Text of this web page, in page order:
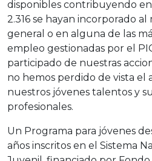
disponibles contribuyendo
2.316 se hayan incorporado
general o en alguna de las
empleo gestionadas por el
participado de nuestras
no hemos perdido de vista el
nuestros jóvenes talentos y
profesionales.
Un Programa para jóvenes
años inscritos en el Sistema